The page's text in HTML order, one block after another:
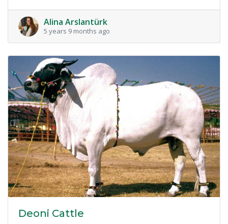
Alina Arslantürk
5 years 9 months ago
Deoni Cattle